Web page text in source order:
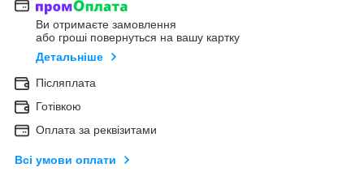
Ви отримаєте замовлення
або гроші повернуться на вашу картку
Детальніше
Післяплата
Готівкою
Оплата за реквізитами
Всі умови оплати